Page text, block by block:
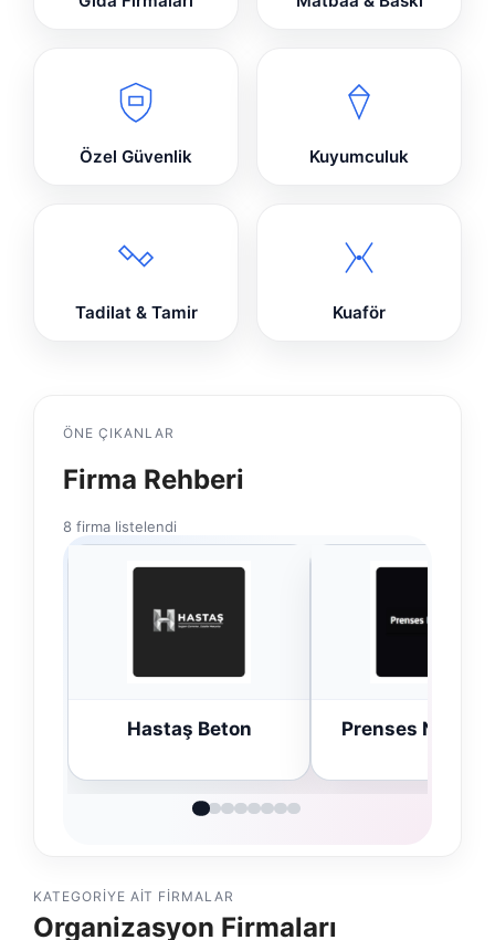
Özel Güvenlik Kuyumculuk
Tadilat & Tamir Kuaför
ÖNE ÇIKANLAR
Firma Rehberi
8 firma listelendi
Prenses Night Club
Enes Kaplan
KATEGORIYE AIT FIRMALAR
Organizasyon Firmaları